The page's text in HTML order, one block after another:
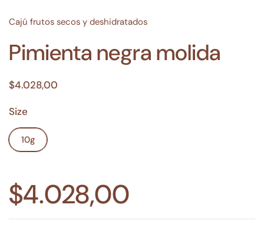
Cajú frutos secos y deshidratados
Pimienta negra molida
$4.028,00
Size
10g
$4.028,00